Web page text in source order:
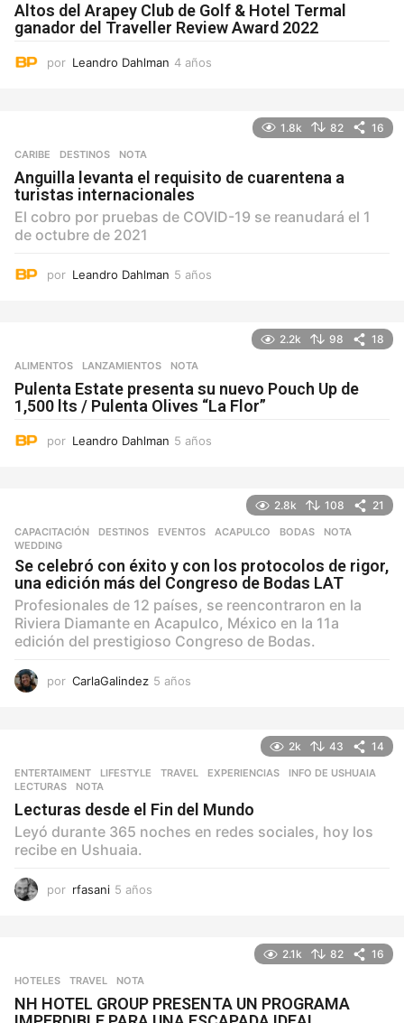
Altos del Arapey Club de Golf & Hotel Termal
ganador del Traveller Review Award 2022
por Leandro Dahlman 4 años
1.8k 82 16
CARIBE ,DESTINOS NOTA
Anguilla levanta el requisito de cuarentena a
turistas internacionales
El cobro por pruebas de COVID-19 se reanudará el 1
de octubre de 2021
por Leandro Dahlman 5 años
2.2k 98 18
ALIMENTOS ,LANZAMIENTOS NOTA
Pulenta Estate presenta su nuevo Pouch Up de
1,500 lts / Pulenta Olives “La Flor”
por Leandro Dahlman 5 años
2.8k 108 21
CAPACITACIÓN ,DESTINOS ,EVENTOS ACAPULCO ,BODAS ,NOTA
WEDDING
Se celebró con éxito y con los protocolos de rigor,
una edición más del Congreso de Bodas LAT
Profesionales de 12 países, se reencontraron en la
Riviera Diamante en Acapulco, México en la 11a
edición del prestigioso Congreso de Bodas.
por CarlaGalindez 5 años
2k 43 14
ENTERTAIMENT ,LIFESTYLE ,TRAVEL EXPERIENCIAS ,INFO DE USHUAIA
LECTURAS
,NOTA
Lecturas desde el Fin del Mundo
Leyó durante 365 noches en redes sociales, hoy los
recibe en Ushuaia.
por rfasani 5 años
2.1k 82 16
HOTELES ,TRAVEL NOTA
NH HOTEL GROUP PRESENTA UN PROGRAMA